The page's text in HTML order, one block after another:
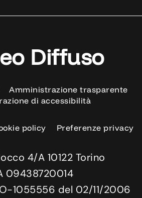
Diffuso
Amministrazione trasparente
di accessibilità
policy Preferenze privacy
4/A 10122 Torino
09438720014
1055556 del 02/11/2006